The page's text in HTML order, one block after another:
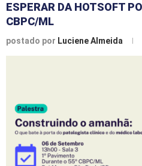
ESPERAR DA HOTSOFT
CBPC/ML
postado por Luciene Almeida